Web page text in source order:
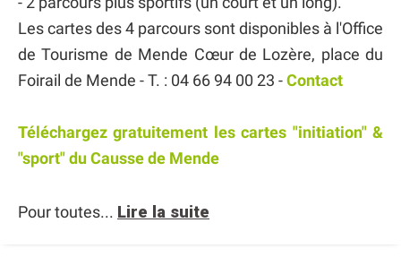
Les cartes des 4 parcours sont disponibles à l'Office
de Tourisme de Mende Cœur de Lozère, place du
Foirail de Mende - T. : 04 66 94 00 23 -Contact
Téléchargez gratuitement les cartes "initiation" &
"sport" du Causse de Mende
Pour toutes... Lire la suite